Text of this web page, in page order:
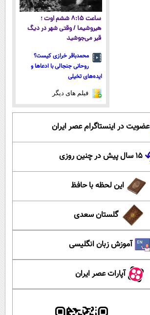
ساعت ۸:۱۵ ششم اوت ؛
هیروشیما / وقتی شهر در دیگ
قیر می‌جوشید
محمدباقر خرازی کیست؟
روحانی جنجالی با ادعاها و
ایده‌های تخیلی
فیلم های دیگر
عضویت در اینستاگرام عصر ایران
۱۵ سال پیش در چنین روزی
این لحظه با حافظ
گلستان سعدی
آموزش زبان انگلیسی
آپارات عصر ایران